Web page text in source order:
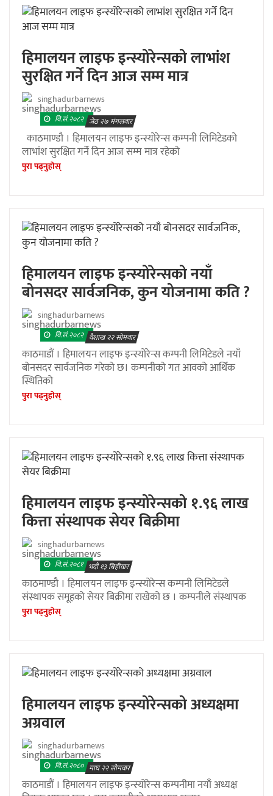
हिमालयन लाइफ इन्स्योरेन्सको लाभांश
सुरक्षित गर्ने दिन आज सम्म मात्र
singhadurbarnews
वि.सं.२०८२ जेठ २७ मंगलवार
काठमाण्डौ । हिमालयन लाइफ इन्स्योरेन्स कम्पनी लिमिटेडको
लाभांश सुरक्षित गर्ने दिन आज सम्म मात्र रहेको
पुरा पढ्नुहाेस्
हिमालयन लाइफ इन्स्योरेन्सको नयाँ
बोनसदर सार्वजनिक, कुन योजनामा कति ?
singhadurbarnews
वि.सं.२०८२ वैशाख २२ सोमवार
काठमाडौं । हिमालयन लाइफ इन्स्योरेन्स कम्पनी लिमिटेडले नयाँ
बोनसदर सार्वजनिक गरेको छ। कम्पनीको गत आवको आर्थिक
स्थितिको
पुरा पढ्नुहाेस्
हिमालयन लाइफ इन्स्योरेन्सको १.९६ लाख
कित्ता संस्थापक सेयर बिक्रीमा
singhadurbarnews
वि.सं.२०८१ भदौ १३ बिहीवार
काठमाण्डौ । हिमालयन लाइफ इन्स्योरेन्स कम्पनी लिमिटेडले
संस्थापक समूहको सेयर बिक्रीमा राखेको छ । कम्पनीले संस्थापक
पुरा पढ्नुहाेस्
हिमालयन लाइफ इन्स्योरेन्सको अध्यक्षमा
अग्रवाल
singhadurbarnews
वि.सं.२०८० माघ २२ सोमवार
काठमाडौं । हिमालयन लाइफ इन्स्योरेन्स कम्पनीमा नयाँ अध्यक्ष